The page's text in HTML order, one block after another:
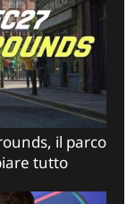
il parco
tutto